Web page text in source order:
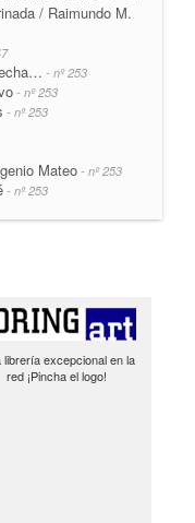
/ Raimundo M.
- nº 253
- nº 253
- nº 253
Mateo- nº 253
- nº 253
librería excepcional en la
red ¡Pincha el logo!